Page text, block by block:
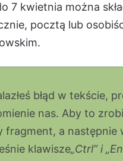
7 kwietnia można
pocztą lub
błąd w tekście,
nas. Aby to
fragment, a następnie
klawisze„Ctrl” i